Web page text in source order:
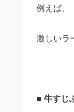
例えば、
激しいラ
■ 牛すじ